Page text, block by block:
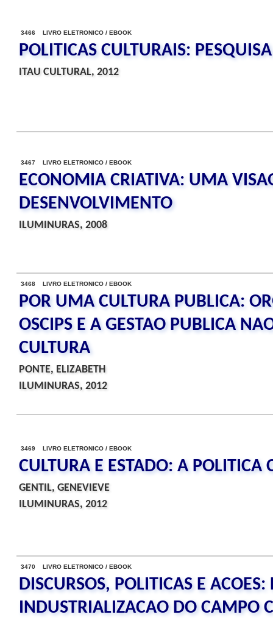
3466 LIVRO ELETRONICO / EBOOK
POLITICAS CULTURAIS:
ITAU CULTURAL, 2012
3467 LIVRO ELETRONICO / EBOOK
ECONOMIA CRIATIVA: UMA
DESENVOLVIMENTO
ILUMINURAS, 2008
3468 LIVRO ELETRONICO / EBOOK
POR UMA CULTURA PUBLICA:
OSCIPS E A GESTAO PUBLICA
CULTURA
PONTE, ELIZABETH
ILUMINURAS, 2012
3469 LIVRO ELETRONICO / EBOOK
CULTURA E ESTADO: A POLITICA
GENTIL, GENEVIEVE
ILUMINURAS, 2012
3470 LIVRO ELETRONICO / EBOOK
DISCURSOS, POLITICAS E ACOES:
INDUSTRIALIZACAO DO CAMPO